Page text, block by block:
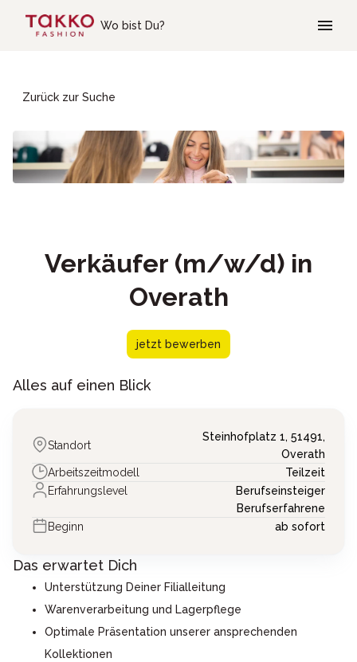
Wo bist Du?
Zurück zur Suche
Verkäufer (m/w/d) in
Overath
jetzt bewerben
Alles auf einen Blick
Standort
Steinhofplatz 1, 51491,
Overath
Arbeitszeitmodell
Teilzeit
Erfahrungslevel
Berufseinsteiger
Berufserfahrene
Beginn
ab sofort
Das erwartet Dich
Unterstützung Deiner Filialleitung
Warenverarbeitung und Lagerpflege
Optimale Präsentation unserer ansprechenden
Kollektionen